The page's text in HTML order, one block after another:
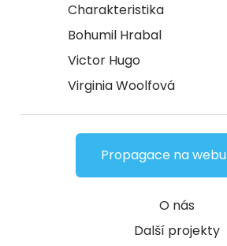
Charakteristika
Bohumil Hrabal
Victor Hugo
Virginia Woolfová
O nás
Další projekty
Propagace na webu